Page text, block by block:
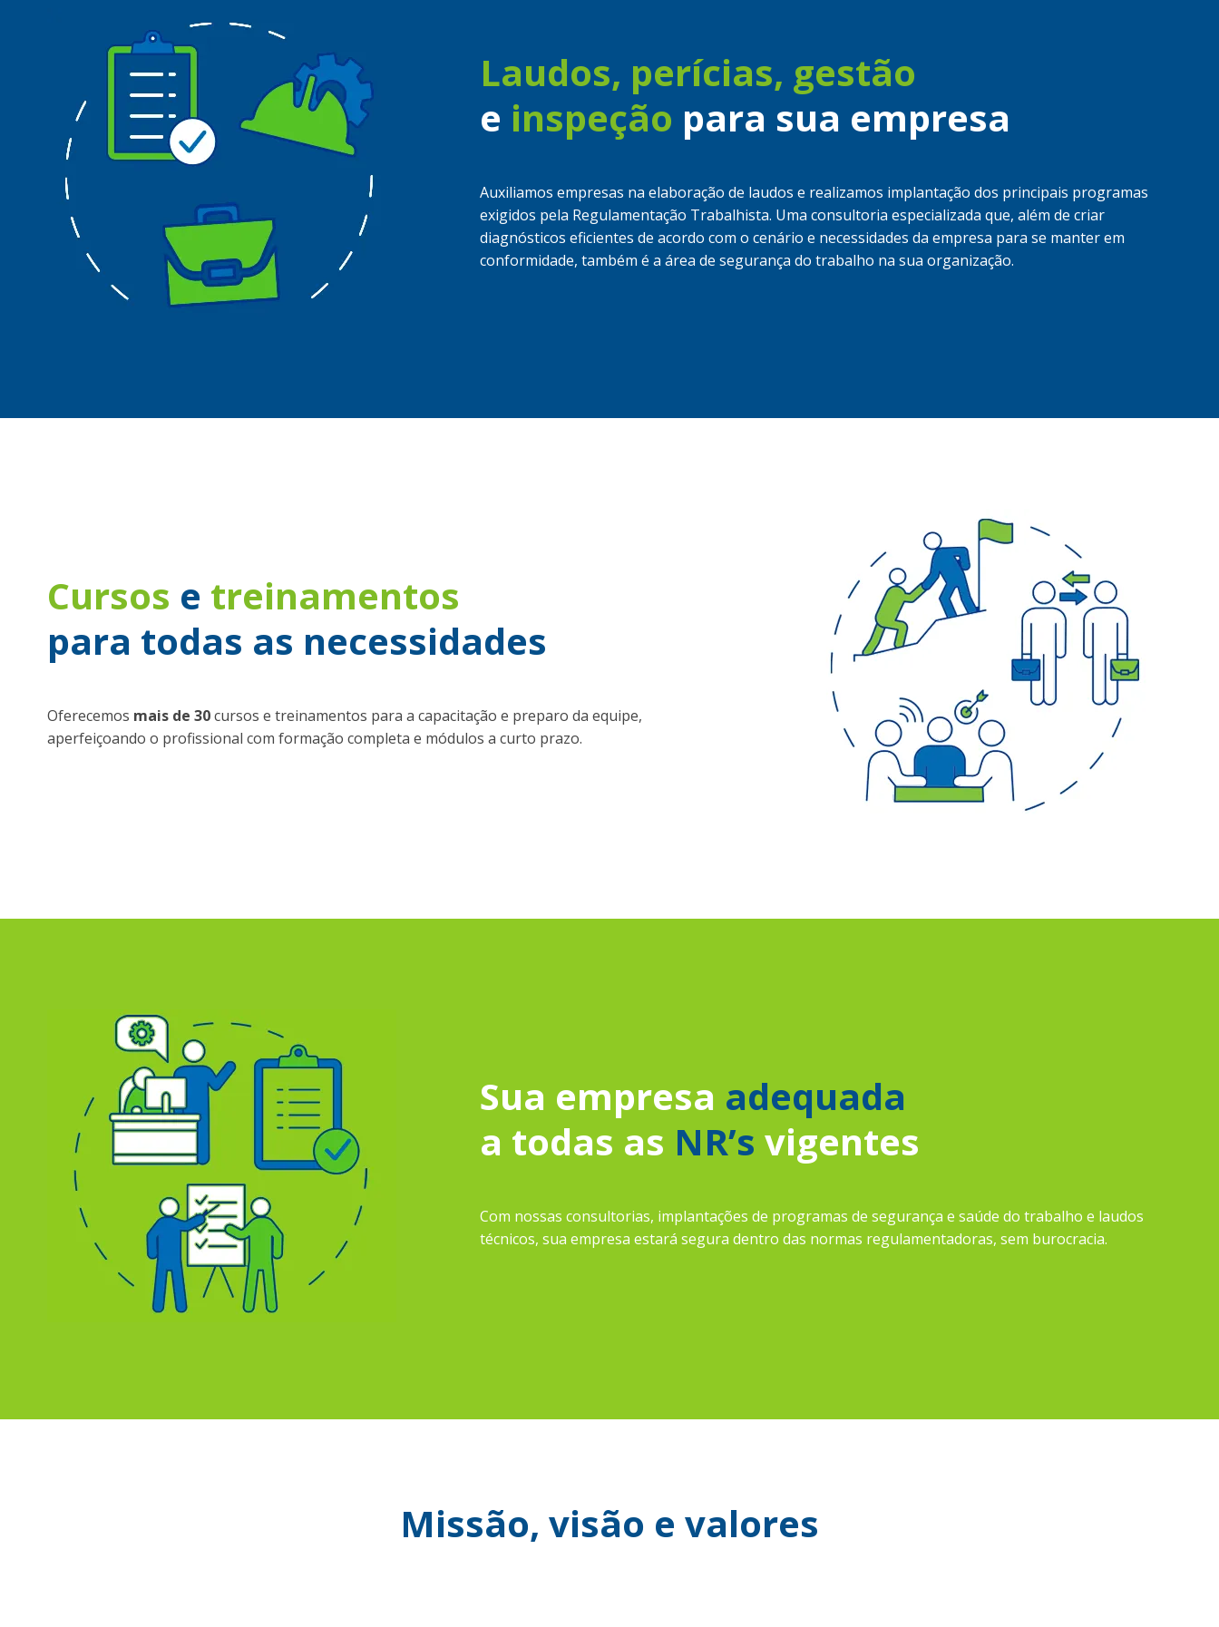
Laudos, perícias, gestão
e inspeção para sua empresa
Auxiliamos empresas na elaboração de laudos e realizamos implantação dos principais programas
exigidos pela Regulamentação Trabalhista. Uma consultoria especializada que, além de criar
diagnósticos eficientes de acordo com o cenário e necessidades da empresa para se manter em
conformidade, também é a área de segurança do trabalho na sua organização.
Cursos e treinamentos
para todas as necessidades
Oferecemos mais de 30cursos e treinamentos para a capacitação e preparo da equipe,
aperfeiçoando o profissional com formação completa e módulos a curto prazo.
Sua empresa adequada
a todas as NR’s vigentes
Com nossas consultorias, implantações de programas de segurança e saúde do trabalho e laudos
técnicos, sua empresa estará segura dentro das normas regulamentadoras, sem burocracia.
Missão, visão e valores